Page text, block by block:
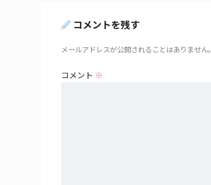
コメントを残す
メールアドレスが公開されることはありません。
コメント ※